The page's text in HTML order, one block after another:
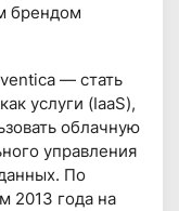
брендом
— стать
услуги (IaaS),
облачную
управления
По
2013 года на